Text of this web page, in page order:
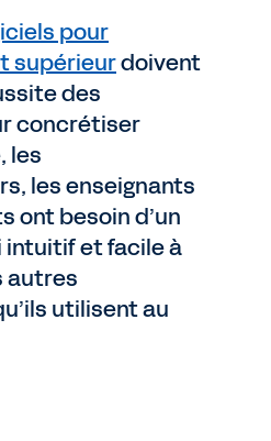
pour
supérieurdoivent
des
concrétiser
les
les enseignants
ont besoin d’un
intuitif et facile à
autres
utilisent au